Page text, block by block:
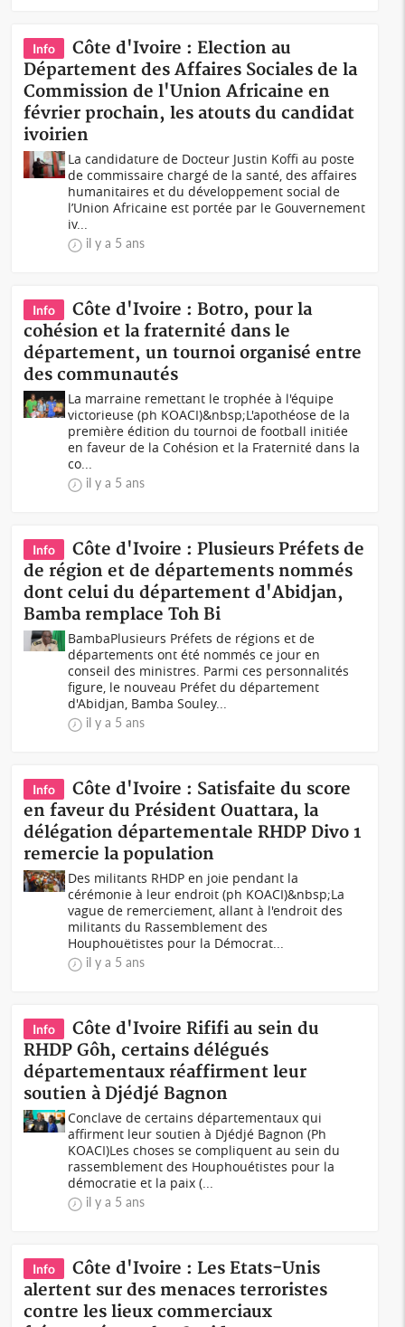
Info
Côte d'Ivoire : Election au
Département des Affaires Sociales de la
Commission de l'Union Africaine en
février prochain, les atouts du candidat
ivoirien
La candidature de Docteur Justin Koffi au poste
de commissaire chargé de la santé, des affaires
humanitaires et du développement social de
l’Union Africaine est portée par le Gouvernement
iv...
il y a 5 ans
Info
Côte d'Ivoire : Botro, pour la
cohésion et la fraternité dans le
département, un tournoi organisé entre
des communautés
La marraine remettant le trophée à l'équipe
victorieuse (ph KOACI)&nbsp;L'apothéose de la
première édition du tournoi de football initiée
en faveur de la Cohésion et la Fraternité dans la
co...
il y a 5 ans
Info
Côte d'Ivoire : Plusieurs Préfets de
de région et de départements nommés
dont celui du département d'Abidjan,
Bamba remplace Toh Bi
BambaPlusieurs Préfets de régions et de
départements ont été nommés ce jour en
conseil des ministres. Parmi ces personnalités
figure, le nouveau Préfet du département
d'Abidjan, Bamba Souley...
il y a 5 ans
Info
Côte d'Ivoire : Satisfaite du score
en faveur du Président Ouattara, la
délégation départementale RHDP Divo 1
remercie la population
Des militants RHDP en joie pendant la
cérémonie à leur endroit (ph KOACI)&nbsp;La
vague de remerciement, allant à l'endroit des
militants du Rassemblement des
Houphouëtistes pour la Démocrat...
il y a 5 ans
Info
Côte d'Ivoire Rififi au sein du
RHDP Gôh, certains délégués
départementaux réaffirment leur
soutien à Djédjé Bagnon
Conclave de certains départementaux qui
affirment leur soutien à Djédjé Bagnon (Ph
KOACI)Les choses se compliquent au sein du
rassemblement des Houphouétistes pour la
démocratie et la paix (...
il y a 5 ans
Info
Côte d'Ivoire : Les Etats-Unis
alertent sur des menaces terroristes
contre les lieux commerciaux